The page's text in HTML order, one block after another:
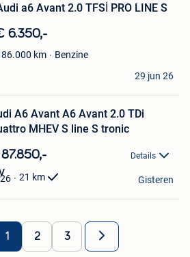
a6 Avant 2.0 TFSİ PRO LINE S
6.350,-
km
Benzine
29 jun 26
A6 Avant A6 Avant 2.0 TDi
MHEV S line S tronic
Details
21 km Gisteren
1 2 3